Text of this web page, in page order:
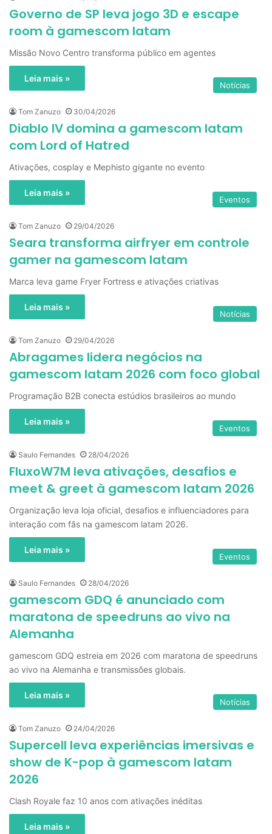
Governo de SP leva jogo 3D e escape
room à gamescom latam
Missão Novo Centro transforma público em agentes
Leia mais »
Notícias
Tom Zanuzo 30/04/2026
Diablo IV domina a gamescom latam
com Lord of Hatred
Ativações, cosplay e Mephisto gigante no evento
Leia mais »
Eventos
Tom Zanuzo 29/04/2026
Seara transforma airfryer em controle
gamer na gamescom latam
Marca leva game Fryer Fortress e ativações criativas
Leia mais »
Notícias
Tom Zanuzo 29/04/2026
Abragames lidera negócios na
gamescom latam 2026 com foco global
Programação B2B conecta estúdios brasileiros ao mundo
Leia mais »
Eventos
Saulo Fernandes 28/04/2026
FluxoW7M leva ativações, desafios e
meet & greet à gamescom latam 2026
Organização leva loja oficial, desafios e influenciadores para
interação com fãs na gamescom latam 2026.
Leia mais »
Eventos
Saulo Fernandes 28/04/2026
gamescom GDQ é anunciado com
maratona de speedruns ao vivo na
Alemanha
gamescom GDQ estreia em 2026 com maratona de speedruns
ao vivo na Alemanha e transmissões globais.
Leia mais »
Notícias
Tom Zanuzo 24/04/2026
Supercell leva experiências imersivas e
show de K-pop à gamescom latam
2026
Clash Royale faz 10 anos com ativações inéditas
Leia mais »